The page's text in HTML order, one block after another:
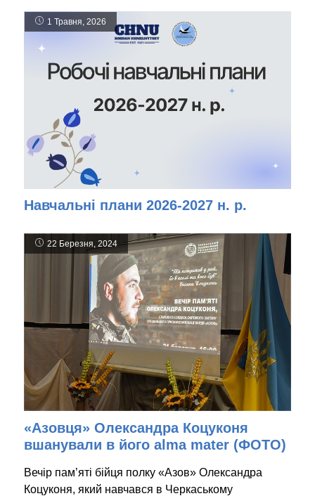
1 Травня, 2026
Навчальні плани 2026-2027 н. р.
22 Березня, 2024
«Азовця» Олександра Коцуконя
вшанували в його alma mater (ФОТО)
Вечір пам’яті бійця полку «Азов» Олександра
Коцуконя, який навчався в Черкаському